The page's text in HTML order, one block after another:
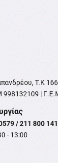
T.K
998132109 |
/ 211 800
- 13:00